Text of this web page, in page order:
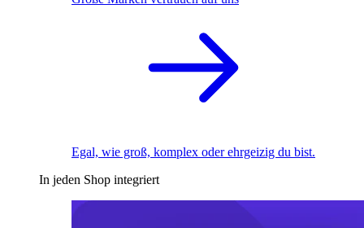
Egal, wie groß, komplex oder ehrgeizig du bist.
In jeden Shop integriert